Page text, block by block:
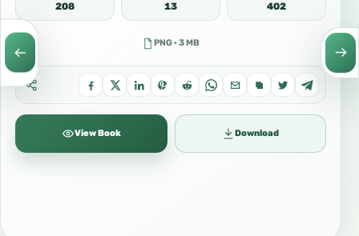
208 13 402
PNG · 3 MB
View Book Download